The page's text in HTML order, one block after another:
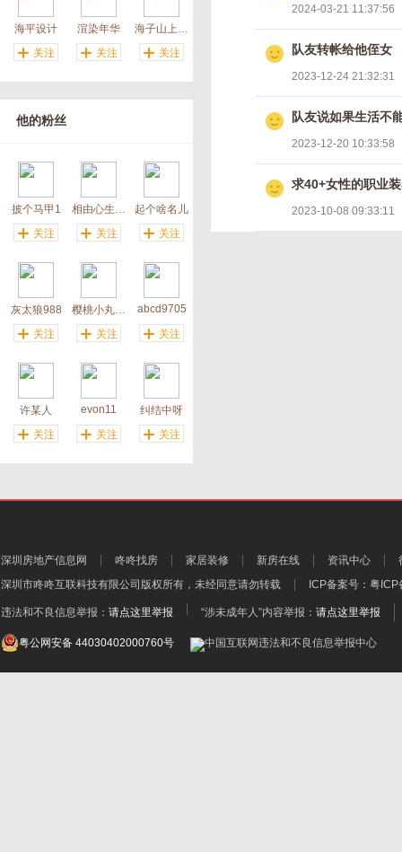
海平设计
关注
渲染年华
关注
海子山上姊妹湖
关注
他的粉丝
披个马甲1
关注
相由心生2017
关注
起个啥名儿
关注
灰太狼988
关注
樱桃小丸子呢
关注
abcd9705
关注
许某人
关注
evon11
关注
纠结中呀
关注
2024-03-21 11:37:56
队友转帐给他侄女
2023-12-24 21:32:31
队友说如果生活不
2023-12-20 10:33:58
求40+女性的职业
2023-10-08 09:33:11
深圳房地产信息网 咚咚找房 家居装修 新房在线 资讯中心
深圳市咚咚互联科技有限公司 版权所有，未经同意请勿转载 ICP备案号： 粤ICP
违法和不良信息举报： 请点这里举报 “涉未成年人”内容举报： 请点这里举报
粤公网安备 44030402000760号